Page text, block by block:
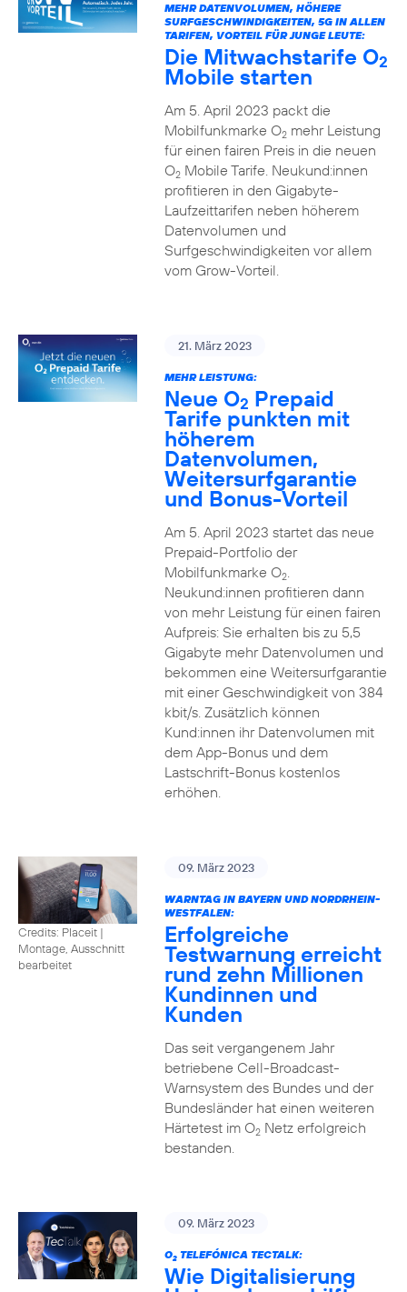
MEHR DATENVOLUMEN, HÖHERE
SURFGESCHWINDIGKEITEN, 5G IN ALLEN
TARIFEN, VORTEIL FÜR JUNGE LEUTE:
Die Mitwachstarife O2
Mobile starten
Am 5. April 2023 packt die
Mobilfunkmarke O2mehr Leistung
für einen fairen Preis in die neuen
O2Mobile Tarife. Neukund:innen
profitieren in den Gigabyte-
Laufzeittarifen neben höherem
Datenvolumen und
Surfgeschwindigkeiten vor allem
vom Grow-Vorteil.
21. März 2023
MEHR LEISTUNG:
Neue O2 Prepaid
Tarife punkten mit
höherem
Datenvolumen,
Weitersurfgarantie
und Bonus-Vorteil
Am 5. April 2023 startet das neue
Prepaid-Portfolio der
Mobilfunkmarke O2.
Neukund:innen profitieren dann
von mehr Leistung für einen fairen
Aufpreis: Sie erhalten bis zu 5,5
Gigabyte mehr Datenvolumen und
bekommen eine Weitersurfgarantie
mit einer Geschwindigkeit von 384
kbit/s. Zusätzlich können
Kund:innen ihr Datenvolumen mit
dem App-Bonus und dem
Lastschrift-Bonus kostenlos
erhöhen.
Credits: Placeit |
Montage, Ausschnitt
bearbeitet
09. März 2023
WARNTAG IN BAYERN UND NORDRHEIN-
WESTFALEN:
Erfolgreiche
Testwarnung erreicht
rund zehn Millionen
Kundinnen und
Kunden
Das seit vergangenem Jahr
betriebene Cell-Broadcast-
Warnsystem des Bundes und der
Bundesländer hat einen weiteren
Härtetest im O2Netz erfolgreich
bestanden.
09. März 2023
O2TELEFÓNICA TECTALK:
Wie Digitalisierung